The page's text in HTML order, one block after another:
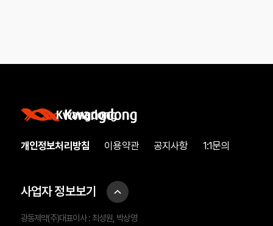
개인정보처리방침 이용약관 공지사항 1:1문의
사업자 정보보기
광동제약(주)대표이사 : 최성원, 박상영